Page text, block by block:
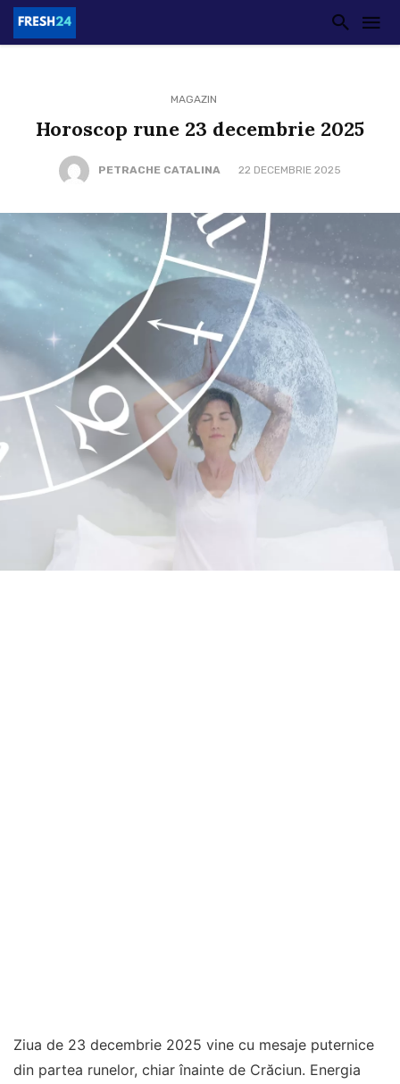
MAGAZIN
Horoscop rune 23 decembrie 2025
PETRACHE CATALINA 22 DECEMBRIE 2025
Ziua de 23 decembrie 2025 vine cu mesaje puternice
din partea runelor, chiar înainte de Crăciun. Energia